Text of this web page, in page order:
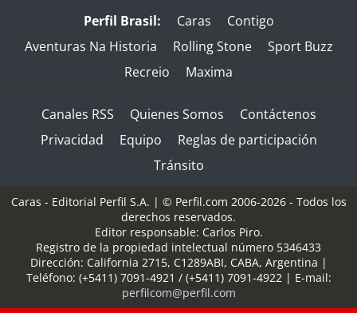
Perfil Brasil: Caras
Contigo
Aventuras Na Historia
Rolling Stone
Sport Buzz
Recreio
Maxima
Canales RSS Quienes Somos
Contáctenos
Privacidad
Equipo
Reglas de participación
Tránsito
Caras - Editorial Perfil S.A. | © Perfil.com 2006-2026 - Todos los
derechos reservados.
Editor responsable: Carlos Piro.
Registro de la propiedad intelectual número 5346433
Dirección: California 2715, C1289ABI, CABA, Argentina |
Teléfono: (+5411) 7091-4921 / (+5411) 7091-4922| E-mail:
perfilcom@perfil.com